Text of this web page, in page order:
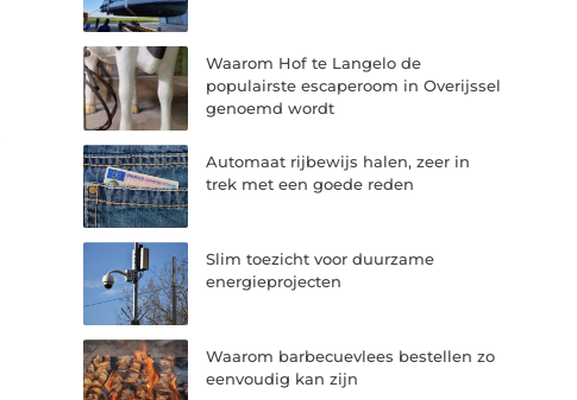
Waarom Hof te Langelo de
populairste escaperoom in Overijssel
genoemd wordt
Automaat rijbewijs halen, zeer in
trek met een goede reden
Slim toezicht voor duurzame
energieprojecten
Waarom barbecuevlees bestellen zo
eenvoudig kan zijn